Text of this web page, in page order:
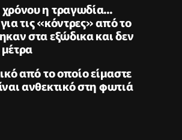
η τραγωδία...
τις «κόντρες» από το
στα εξώδικα και δεν
από το οποίο είμαστε
ανθεκτικό στη φωτιά